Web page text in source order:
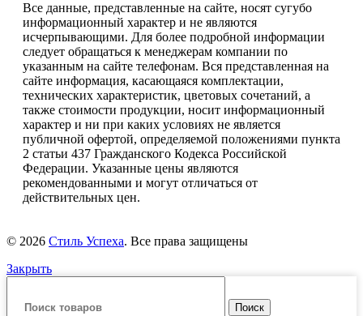
Все данные, представленные на сайте, носят сугубо
информационный характер и не являются
исчерпывающими. Для более подробной информации
следует обращаться к менеджерам компании по
указанным на сайте телефонам. Вся представленная на
сайте информация, касающаяся комплектации,
технических характеристик, цветовых сочетаний, а
также стоимости продукции, носит информационный
характер и ни при каких условиях не является
публичной офертой, определяемой положениями пункта
2 статьи 437 Гражданского Кодекса Российской
Федерации. Указанные цены являются
рекомендованными и могут отличаться от
действительных цен.
© 2026 Стиль Успеха. Все права защищены
Закрыть
Поиск